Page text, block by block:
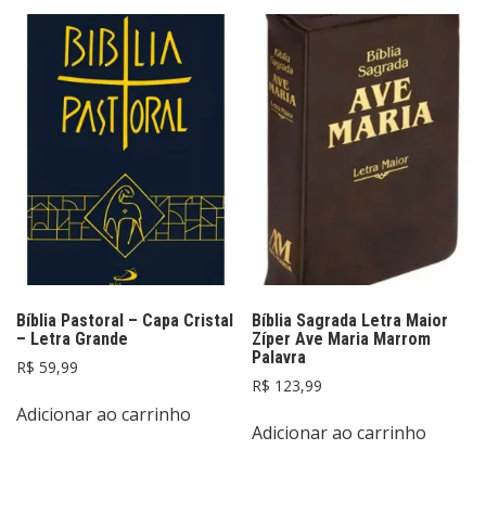
Bíblia Pastoral – Capa Cristal
– Letra Grande
R$ 59,99
Adicionar ao carrinho
Bíblia Sagrada Letra Maior
Zíper Ave Maria Marrom
Palavra
R$ 123,99
Adicionar ao carrinho